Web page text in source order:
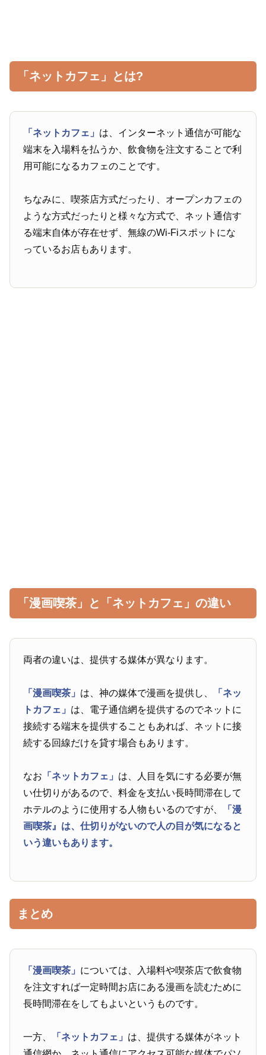
「ネットカフェ」とは?
「ネットカフェ」 は、インターネット通信が可能な
端末を入場料を払うか、飲食物を注文することで利
用可能になるカフェのことです。
ちなみに、喫茶店方式だったり、オープンカフェの
ような方式だったりと様々な方式で、ネット通信す
る端末自体が存在せず、無線のWi-Fiスポットにな
っているお店もあります。
「漫画喫茶」と「ネットカフェ」の違い
両者の違いは、提供する媒体が異なります。
「漫画喫茶」 は、神の媒体で漫画を提供し、
「ネッ
トカフェ」 は、電子通信網を提供するのでネットに
接続する端末を提供することもあれば、ネットに接
続する回線だけを貸す場合もあります。
なお 「ネットカフェ」 は、人目を気にする必要が無
い仕切りがあるので、料金を支払い長時間滞在して
ホテルのように使用する人物もいるのですが、
「漫
画喫茶』は、仕切りがないので人の目が気になると
いう違いもあります。
まとめ
「漫画喫茶」 については、入場料や喫茶店で飲食物
を注文すれば一定時間お店にある漫画を読むために
長時間滞在をしてもよいというものです。
一方、 「ネットカフェ」 は、提供する媒体がネット